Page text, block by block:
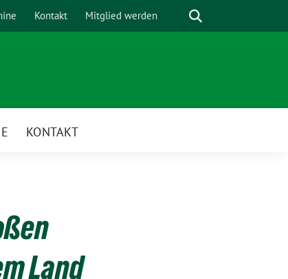
Kontakt Mitglied werden Suche
KONTAKT
Land